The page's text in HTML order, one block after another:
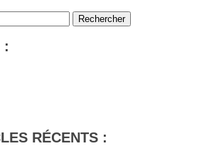
:
RÉCENTS :